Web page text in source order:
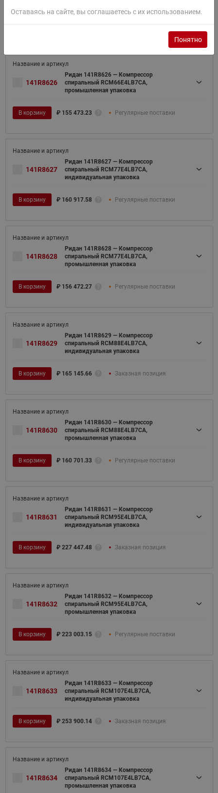
В корзину ₽ 159 918.54 Заказная позиция
141R8626
Ридан 141R8626 — Компрессор
спиральный RCM66E4LB7CA,
промышленная упаковка
В корзину ₽ 155 473.23 Регулярные поставки
141R8627
Ридан 141R8627 — Компрессор
спиральный RCM77E4LB7CA,
индивидуальная упаковка
В корзину ₽ 160 917.58 Регулярные поставки
141R8628
Ридан 141R8628 — Компрессор
спиральный RCM77E4LB7CA,
промышленная упаковка
В корзину ₽ 156 472.27 Регулярные поставки
141R8629
Ридан 141R8629 — Компрессор
спиральный RCM88E4LB7CA,
индивидуальная упаковка
В корзину ₽ 165 145.66 Заказная позиция
141R8630
Ридан 141R8630 — Компрессор
спиральный RCM88E4LB7CA,
промышленная упаковка
В корзину ₽ 160 701.33 Регулярные поставки
141R8631
Ридан 141R8631 — Компрессор
спиральный RCM95E4LB7CA,
индивидуальная упаковка
В корзину ₽ 227 447.48 Заказная позиция
141R8632
Ридан 141R8632 — Компрессор
спиральный RCM95E4LB7CA,
промышленная упаковка
В корзину ₽ 223 003.15 Регулярные поставки
141R8633
Ридан 141R8633 — Компрессор
спиральный RCM107E4LB7CA,
индивидуальная упаковка
В корзину ₽ 253 900.14 Заказная позиция
141R8634
Ридан 141R8634 — Компрессор
спиральный RCM107E4LB7CA,
промышленная упаковка
Оставаясь на сайте, вы соглашаетесь с их использованием.
Понятно